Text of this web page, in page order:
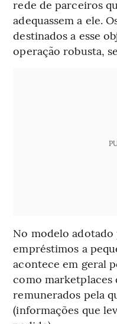
rede de parceiros
adequassem a ele.
destinados a esse
operação robusta,
No modelo adotado
empréstimos a
acontece em geral
como marketplaces
remunerados pela
(informações que